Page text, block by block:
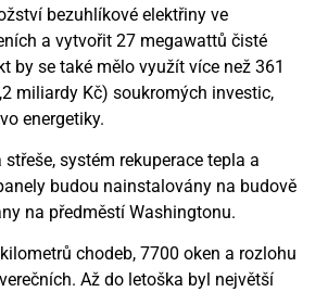
bezuhlíkové elektřiny ve
a vytvořit 27 megawattů čisté
by se také mělo využít více než 361
miliardy Kč) soukromých investic,
energetiky.
systém rekuperace tepla a
budou nainstalovány na budově
na předměstí Washingtonu.
chodeb, 7700 oken a rozlohu
Až do letoška byl největší